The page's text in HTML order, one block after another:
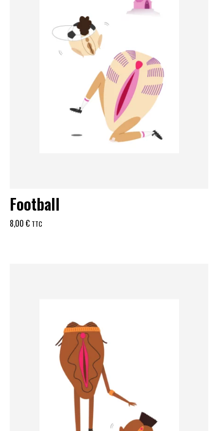
Football
8,00 € TTC